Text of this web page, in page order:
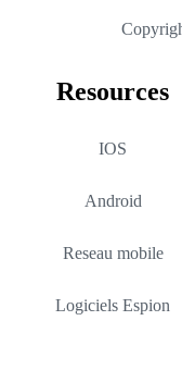
Resources
IOS
Android
Reseau mobile
Logiciels Espion